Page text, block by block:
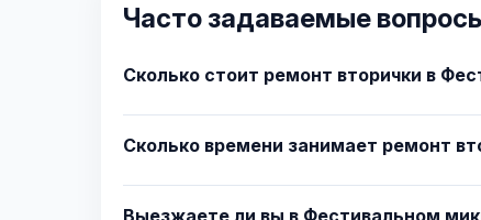
Часто задаваемые
Сколько стоит ремонт вторички в
Сколько времени занимает ремонт
Выезжаете ли вы в Фестивальном